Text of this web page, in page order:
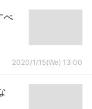
べ
2020/1/15(We) 13:00